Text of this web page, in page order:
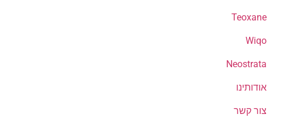
Teoxane
Wiqo
Neostrata
אודותינו
צור קשר